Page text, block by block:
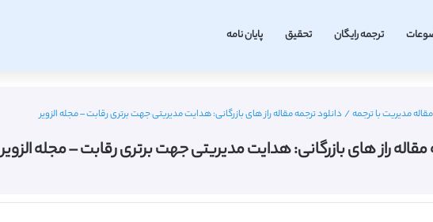
ترجمه رایگان تحقیق پایان نامه
مقاله مدیریت با ترجمه/ دانلود ترجمه مقاله راز های بازرگانی: هدایت مدیریتی جهت برتری رقابت – مجله الزویر
مقاله راز های بازرگانی: هدایت مدیریتی جهت برتری رقابت – مجله الزویر